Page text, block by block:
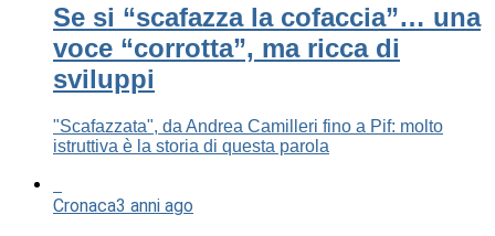
Se si “scafazza la cofaccia”… una
voce “corrotta”, ma ricca di
sviluppi
"Scafazzata", da Andrea Camilleri fino a Pif: molto
istruttiva è la storia di questa parola
Cronaca3 anni ago